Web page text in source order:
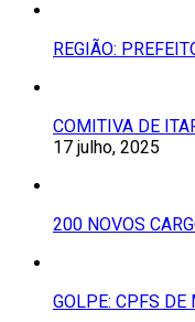
REGIÃO:
COMITIVA DE
17 julho, 2025
200 NOVOS
GOLPE: CPFS DE